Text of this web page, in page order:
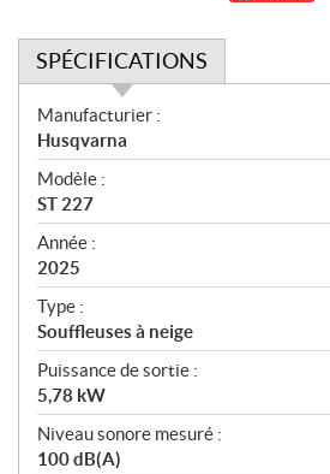
SPÉCIFICATIONS
S
p
é
c
i
f
i
c
a
t
i
o
n
s
Manufacturier :
Husqvarna
Modèle :
ST 227
Année :
2025
Type :
Souffleuses à neige
Puissance de sortie :
5,78 kW
Niveau sonore mesuré :
100 dB(A)